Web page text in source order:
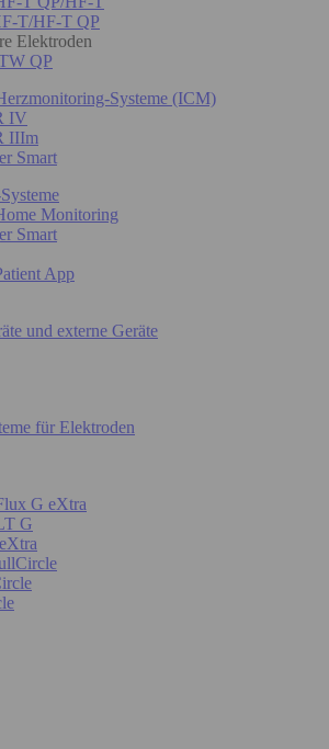
T/HF-T QP
Elektroden
QP
Systeme (ICM)
IV
IIIm
Smart
Monitoring
Smart
App
und externe Geräte
für Elektroden
G eXtra
G